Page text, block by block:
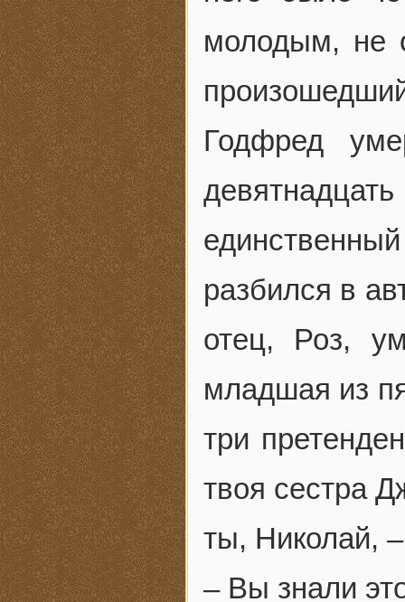
молодым, не
Годфред
разбился в
отец, Роз,
младшая из
три
твоя сестра
ты, Николай,
– Вы знали